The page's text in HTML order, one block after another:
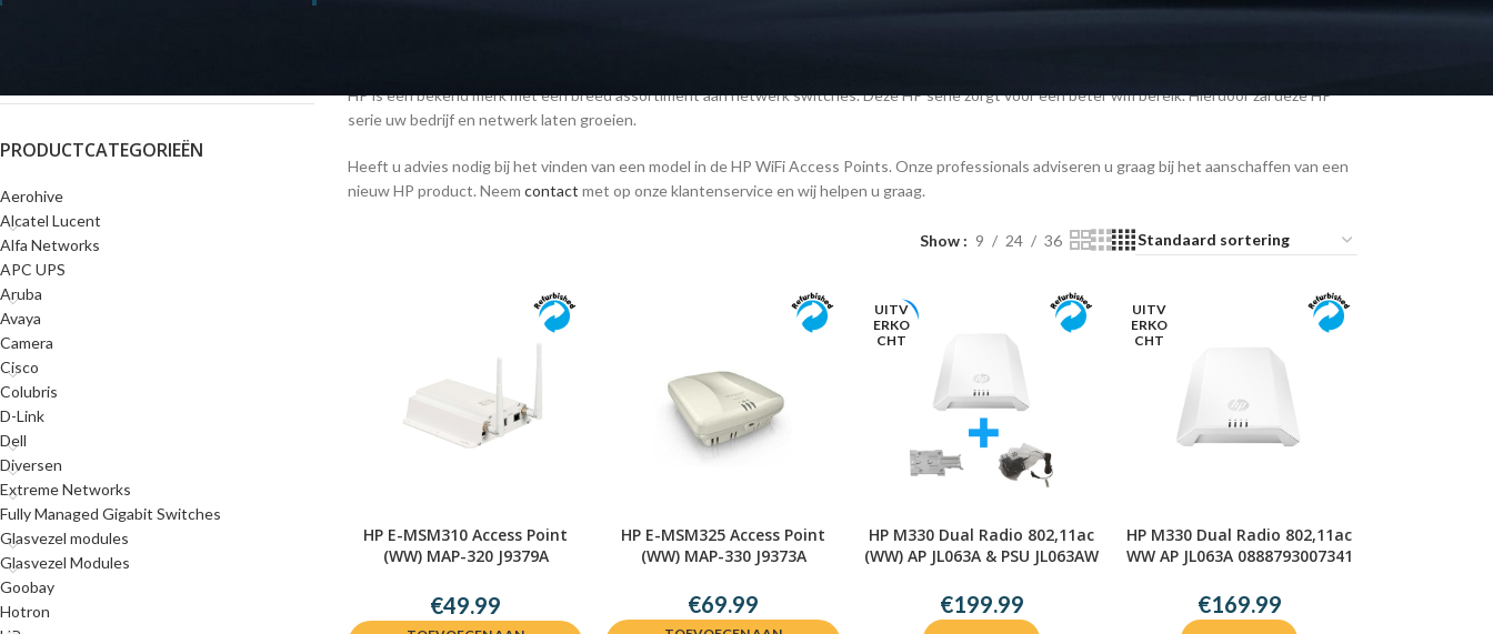
PRODUCTCATEGORIEËN
Aerohive
Alcatel Lucent
Alfa Networks
APC UPS
Aruba
Avaya
Camera
Cisco
Colubris
D-Link
Dell
Diversen
Extreme Networks
Fully Managed Gigabit Switches
Glasvezel modules
Glasvezel Modules
Goobay
Hotron
HP is een bekend merk met een breed assortiment aan netwerk switches. Deze HP serie zorgt voor een beter wifi bereik. Hierdoor zal deze HP
serie uw bedrijf en netwerk laten groeien.
Heeft u advies nodig bij het vinden van een model in de HP WiFi Access Points. Onze professionals adviseren u graag bij het aanschaffen van een
nieuw HP product. Neem contact met op onze klantenservice en wij helpen u graag.
Show 9 24 36
HP E-MSM310 Access Point
(WW) MAP-320 J9379A
€49.99
HP E-MSM325 Access Point
(WW) MAP-330 J9373A
€69.99
UITV
ERKO
CHT
HP M330 Dual Radio 802,11ac
(WW) AP JL063A & PSU JL063AW
€199.99
UITV
ERKO
CHT
HP M330 Dual Radio 802,11ac
WW AP JL063A 0888793007341
€169.99